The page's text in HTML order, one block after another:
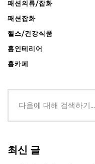
패션의류/잡화
패션잡화
헬스/건강식품
홈인테리어
홈카페
최신 글